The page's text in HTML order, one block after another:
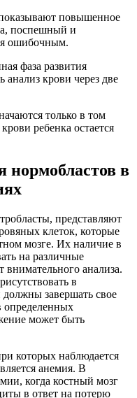
повышенное
поспешный и
ошибочным.
фаза развития
анализ крови через две
только в том
ребенка остается
нормобластов в
представляют
клеток, которые
мозге. Их наличие в
на различные
внимательного анализа.
в
завершать свое
определенных
может быть
которых наблюдается
анемия. В
когда костный мозг
в ответ на потерю